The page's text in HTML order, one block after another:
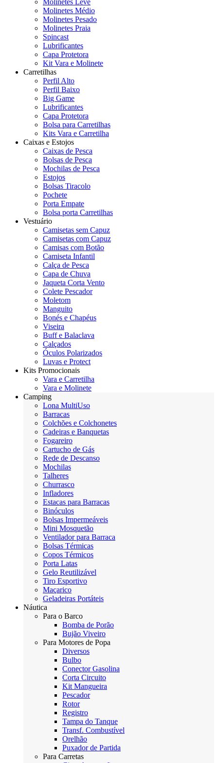
Molinetes Leve
Molinetes Médio
Molinetes Pesado
Molinetes Praia
Spincast
Lubrificantes
Capa Protetora
Kit Vara e Molinete
Carretilhas
Perfil Alto
Perfil Baixo
Big Game
Lubrificantes
Capa Protetora
Bolsa para Carretilhas
Kits Vara e Carretilha
Caixas e Estojos
Caixas de Pesca
Bolsas de Pesca
Mochilas de Pesca
Estojos
Bolsas Tiracolo
Pochete
Porta Empate
Bolsa porta Carretilhas
Vestuário
Camisetas sem Capuz
Camisetas com Capuz
Camisas com Botão
Camiseta Infantil
Calça de Pesca
Capa de Chuva
Jaqueta Corta Vento
Colete Pescador
Moletom
Manguito
Bonés e Chapéus
Viseira
Buff e Balaclava
Calçados
Óculos Polarizados
Luvas e Protect
Kits Promocionais
Vara e Carretilha
Vara e Molinete
Camping
Lona MultiUso
Barracas
Colchões e Colchonetes
Cadeiras e Banquetas
Fogareiro
Cartucho de Gás
Rede de Descanso
Mochilas
Talheres
Churrasco
Infladores
Estacas para Barracas
Binóculos
Bolsas Impermeáveis
Mini Mosquetão
Ventilador para Barraca
Bolsas Térmicas
Copos Térmicos
Porta Latas
Gelo Reutilizável
Tiro Esportivo
Maçarico
Geladeiras Portáteis
Náutica
Para o Barco
Bomba de Porão
Bujão Viveiro
Para Motores de Popa
Diversos
Bulbo
Conector Gasolina
Corta Circuito
Kit Mangueira
Pescador
Rotor
Registro
Tampa do Tanque
Transf. Combustível
Orelhão
Puxador de Partida
Para Carretas